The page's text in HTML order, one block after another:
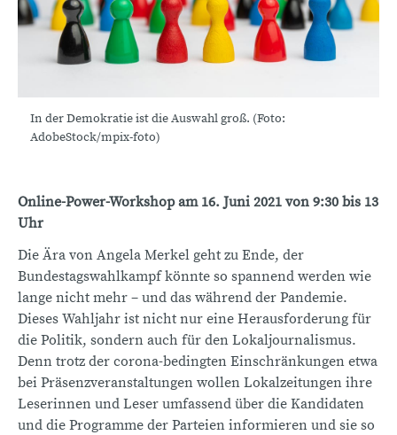
In der Demokratie ist die Auswahl groß. (Foto:
AdobeStock/mpix-foto)
Online-Power-Workshop am 16. Juni 2021 von 9:30 bis 13
Uhr
Die Ära von Angela Merkel geht zu Ende, der
Bundestagswahlkampf könnte so spannend werden wie
lange nicht mehr – und das während der Pandemie.
Dieses Wahljahr ist nicht nur eine Herausforderung für
die Politik, sondern auch für den Lokaljournalismus.
Denn trotz der corona-bedingten Einschränkungen etwa
bei Präsenzveranstaltungen wollen Lokalzeitungen ihre
Leserinnen und Leser umfassend über die Kandidaten
und die Programme der Parteien informieren und sie so